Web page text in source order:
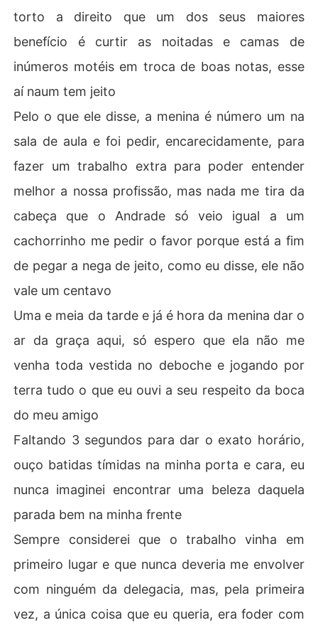
torto a direito que um dos seus maiores
benefício é curtir as noitadas e camas de
inúmeros motéis em troca de boas notas, esse
aí naum tem jeito
Pelo o que ele disse, a menina é número um na
sala de aula e foi pedir, encarecidamente, para
fazer um trabalho extra para poder entender
melhor a nossa profissão, mas nada me tira da
cabeça que o Andrade só veio igual a um
cachorrinho me pedir o favor porque está a fim
de pegar a nega de jeito, como eu disse, ele não
vale um centavo
Uma e meia da tarde e já é hora da menina dar o
ar da graça aqui, só espero que ela não me
venha toda vestida no deboche e jogando por
terra tudo o que eu ouvi a seu respeito da boca
do meu amigo
Faltando 3 segundos para dar o exato horário,
ouço batidas tímidas na minha porta e cara, eu
nunca imaginei encontrar uma beleza daquela
parada bem na minha frente
Sempre considerei que o trabalho vinha em
primeiro lugar e que nunca deveria me envolver
com ninguém da delegacia, mas, pela primeira
vez, a única coisa que eu queria, era foder com